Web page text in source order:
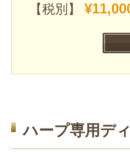
【税別】
ハープ専用デ